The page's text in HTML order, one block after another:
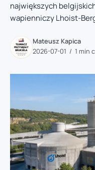
największych
wapienniczy Lhoist-
Mateusz Kapica
2026-07-01
1 min